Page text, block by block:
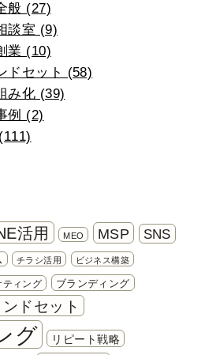
般 (27)
談室 (9)
業 (10)
ドセット (58)
み化 (39)
例 (2)
活用 MEO MSP SNS
チラシ活用 ビジネス構築
ティング ブランディング
ドセット
グ リピート戦略